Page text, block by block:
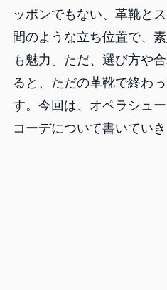
ッポンでもない、革靴と
間のような立ち位置で、
も魅力。ただ、選び方や
ると、ただの革靴で終わ
す。今回は、オペラシュ
コーデについて書いていき